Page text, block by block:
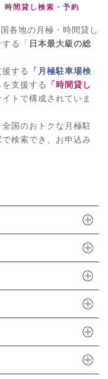
時間貸し検索・予約
各地の月極・時間貸し
る「 日本最大級の総
する
「月極駐車場検
支援する
「時間貸し
トで構成されていま
全国のおトクな月極駐
検索でき、お申込み